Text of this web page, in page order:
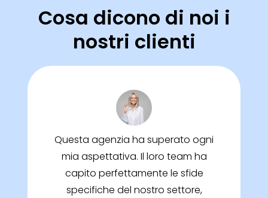
Cosa dicono di noi i
nostri clienti
Questa agenzia ha superato ogni
mia aspettativa. Il loro team ha
capito perfettamente le sfide
specifiche del nostro settore,